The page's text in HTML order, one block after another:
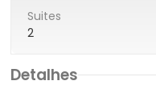
Suites
2
Detalhes